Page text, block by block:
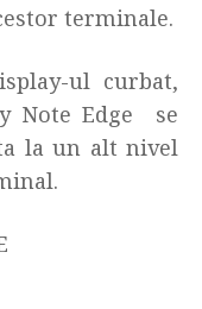
terminale.
ul curbat,
Note Edge se
la un alt nivel